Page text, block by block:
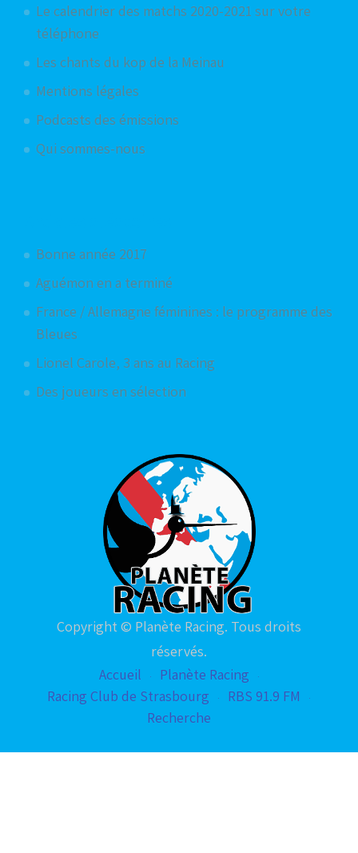
Le calendrier des matchs 2020-2021 sur votre
téléphone
Les chants du kop de la Meinau
Mentions légales
Podcasts des émissions
Qui sommes-nous
Bonne année 2017
Aguémon en a terminé
France / Allemagne féminines : le programme des
Bleues
Lionel Carole, 3 ans au Racing
Des joueurs en sélection
Copyright © Planète Racing. Tous droits
réservés.
Accueil
Planète Racing
Racing Club de Strasbourg
RBS 91.9 FM
Recherche